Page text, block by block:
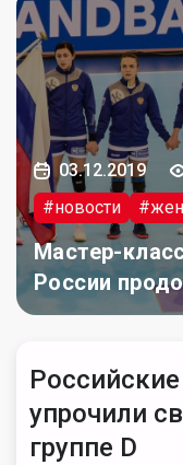
03.12.2019
#новости
Мастер-
России
упрочили
группе D